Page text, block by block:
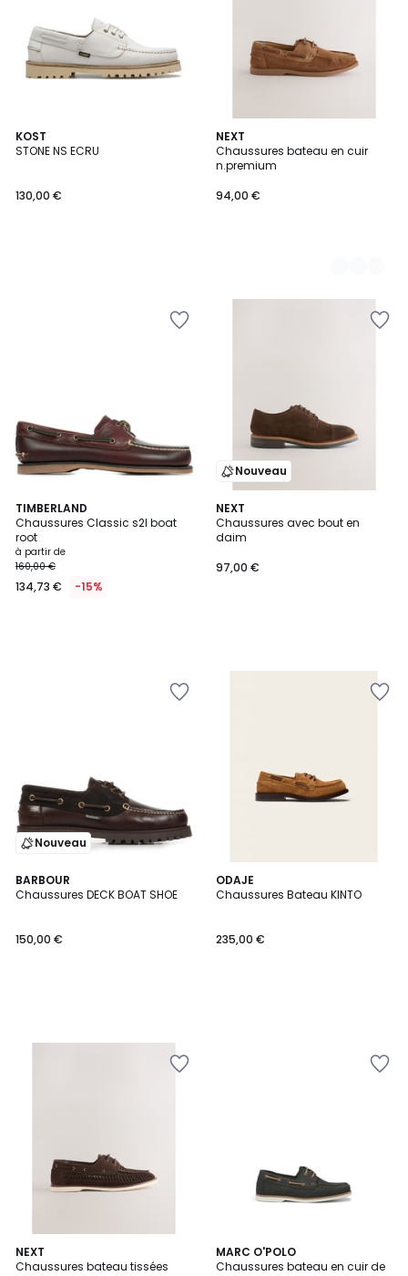
KOST
STONE NS ECRU
130,00 €
NEXT
Chaussures bateau en cuir
n.premium
94,00 €
2
Couleurs
TIMBERLAND
Chaussures Classic s2l boat
root
à partir de
160,00 €
134,73 € -15%
Nouveau
NEXT
Chaussures avec bout en
daim
97,00 €
Nouveau
BARBOUR
Chaussures DECK BOAT SHOE
150,00 €
ODAJE
Chaussures Bateau KINTO
235,00 €
NEXT
Chaussures bateau tissées
2
Couleurs
MARC O'POLO
Chaussures bateau en cuir de